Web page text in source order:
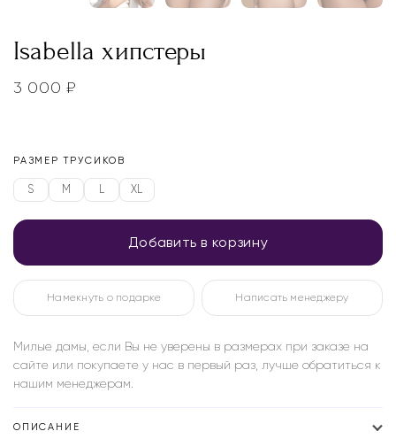
Isabella хипстеры
3 000₽
РАЗМЕР ТРУСИКОВ
S M L XL
Добавить в корзину
Намекнуть о подарке Написать менеджеру
Милые дамы, если Вы не уверены в размерах при заказе на
сайте или покупаете у нас в первый раз, лучше обратиться к
нашим менеджерам.
ОПИСАНИЕ